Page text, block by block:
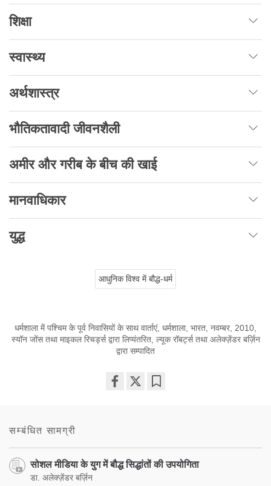
शिक्षा
स्वास्थ्य
अर्थशास्त्र
भौतिकतावादी जीवनशैली
अमीर और गरीब के बीच की खाई
मानवाधिकार
युद्ध
आधुनिक विश्व में बौद्ध-धर्म
धर्मशाला में पश्चिम के पूर्व निवासियों के साथ वार्ताएं, धर्मशाला, भारत, नवम्बर, 2010,
स्यॉन जोंस तथा माइकल रिचर्ड्स द्वारा लिप्यंतरित, ल्यूक रॉबर्ट्स तथा अलेक्ज़ेंडर बर्ज़िन
द्वारा सम्पादित
सम्बंधित सामग्री
सोशल मीडिया के युग में बौद्ध सिद्धांतों की उपयोगिता
डा. अलेक्ज़ेंडर बर्ज़िन